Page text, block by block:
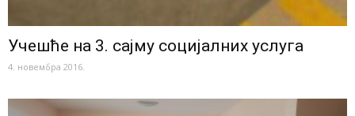
Учешће на 3. сајму социјалних услуга
4. новембра 2016.